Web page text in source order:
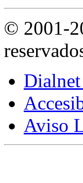
© 2001-
Aviso